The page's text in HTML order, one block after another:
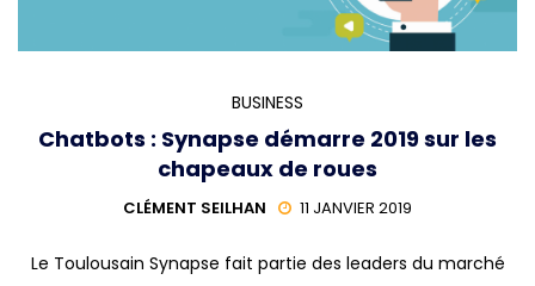
BUSINESS
Chatbots : Synapse démarre 2019 sur les
chapeaux de roues
CLÉMENT SEILHAN 11 JANVIER 2019
Le Toulousain Synapse fait partie des leaders du marché